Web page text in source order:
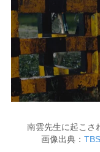
南雲先生に起こさ
画像出典：